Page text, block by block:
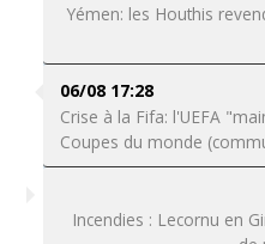
Yémen: les Houthis
06/08 17:28
Crise à la Fifa: l'UEFA
Coupes du monde
Incendies : Lecornu en